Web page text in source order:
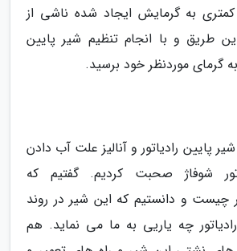
به گرمایش ایجاد شده ناشی از
طریق و با انجام تنظیم شیر پایین
به گرمای موردنظر خود برسید.
شیر پایین رادیاتور و آنالیز علت آب دادن
شوفاژ صحبت کردیم. گفتیم که
چیست و دانستیم که این شیر در روند
چه یاریی به ما می نماید. هم